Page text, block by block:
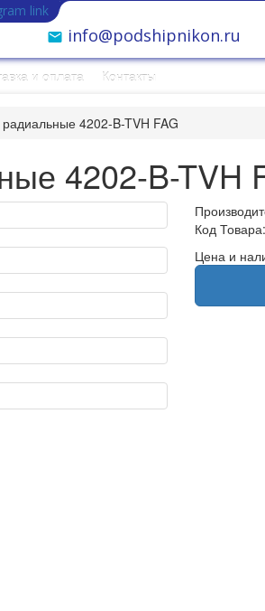
info@podshipnikon.ru
и оплата Контакты
4202-B-TVH FAG
4202-B-TVH
Код Товара:
Цена и